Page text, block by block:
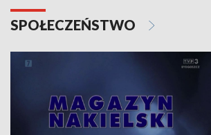
SPOŁECZEŃSTWO